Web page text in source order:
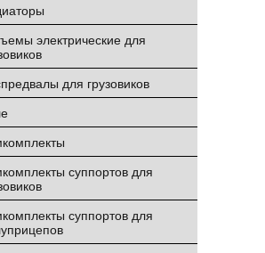
электрические для
для грузовиков
суппортов для
суппортов для